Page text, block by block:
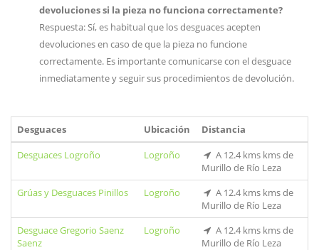
devoluciones si la pieza no funciona correctamente?
Respuesta: Sí, es habitual que los desguaces acepten
devoluciones en caso de que la pieza no funcione
correctamente. Es importante comunicarse con el desguace
inmediatamente y seguir sus procedimientos de devolución.
Desguaces Ubicación
Distancia
Desguaces Logroño
Logroño
A 12.4 kms kms de
Murillo de Río Leza
Grúas y Desguaces Pinillos
Logroño
A 12.4 kms kms de
Murillo de Río Leza
Desguace Gregorio Saenz
Saenz
Logroño
A 12.4 kms kms de
Murillo de Río Leza